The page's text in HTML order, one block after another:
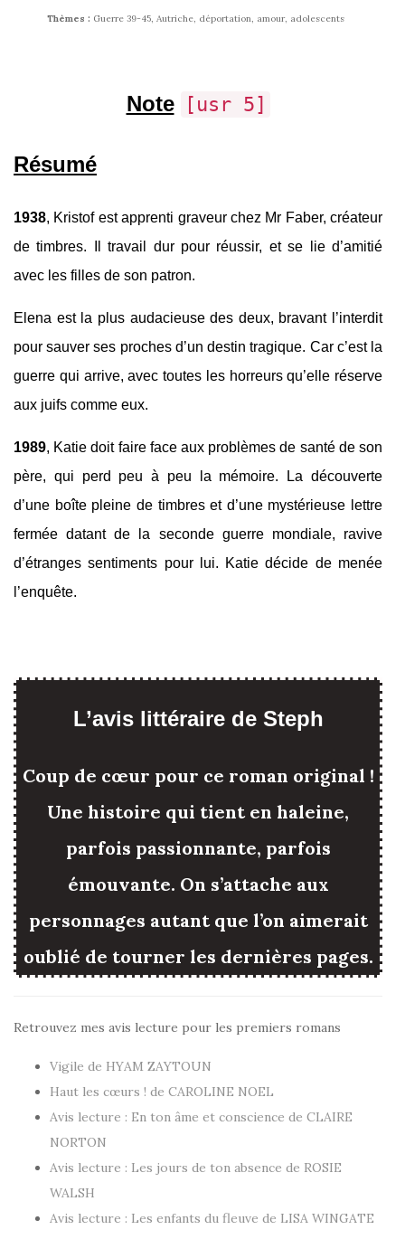
Thèmes : Guerre 39-45, Autriche, déportation, amour, adolescents
Note [usr 5]
Résumé
1938, Kristof est apprenti graveur chez Mr Faber, créateur
de timbres. Il travail dur pour réussir, et se lie d’amitié
avec les filles de son patron.
Elena est la plus audacieuse des deux, bravant l’interdit
pour sauver ses proches d’un destin tragique. Car c’est la
guerre qui arrive, avec toutes les horreurs qu’elle réserve
aux juifs comme eux.
1989, Katie doit faire face aux problèmes de santé de son
père, qui perd peu à peu la mémoire. La découverte
d’une boîte pleine de timbres et d’une mystérieuse lettre
fermée datant de la seconde guerre mondiale, ravive
d’étranges sentiments pour lui. Katie décide de menée
l’enquête.
L’avis littéraire de Steph
Coup de cœur pour ce roman original !
Une histoire qui tient en haleine,
parfois passionnante, parfois
émouvante. On s’attache aux
personnages autant que l’on aimerait
oublié de tourner les dernières pages.
Retrouvez mes avis lecture pour les premiers romans
Vigile de HYAM ZAYTOUN
Haut les cœurs ! de CAROLINE NOEL
Avis lecture : En ton âme et conscience de CLAIRE
NORTON
Avis lecture : Les jours de ton absence de ROSIE
WALSH
Avis lecture : Les enfants du fleuve de LISA WINGATE